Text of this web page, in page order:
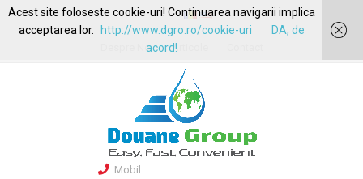
Despre Noi Articole
Mobil
Acest site foloseste cookie-uri! Continuarea navigarii implica
acceptarea lor.
http://www.dgro.ro/cookie-uri
DA, de
acord!